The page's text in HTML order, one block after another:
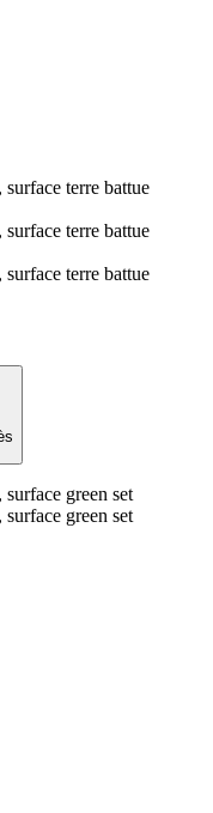
surface terre battue
surface terre battue
surface terre battue
surface green set
surface green set